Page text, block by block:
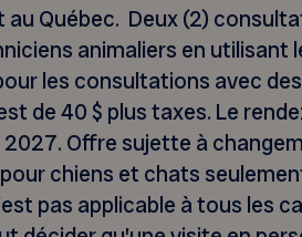
au Québec. Deux (2)
animaliers en utilisant
les consultations avec des
de 40 $ plus taxes. Le
2027. Offre sujette à
chiens et chats
pas applicable à tous les